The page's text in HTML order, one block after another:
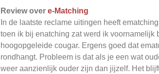
Review over e-Matching
In de laatste reclame uitingen heeft
toen ik bij enatching zat werd ik voornamelijk
hoogopgeleide cougar. Ergens goed dat
rondhangt. Probleem is dat als je een wat
weer aanzienlijk ouder zijn dan jijzelf. Het